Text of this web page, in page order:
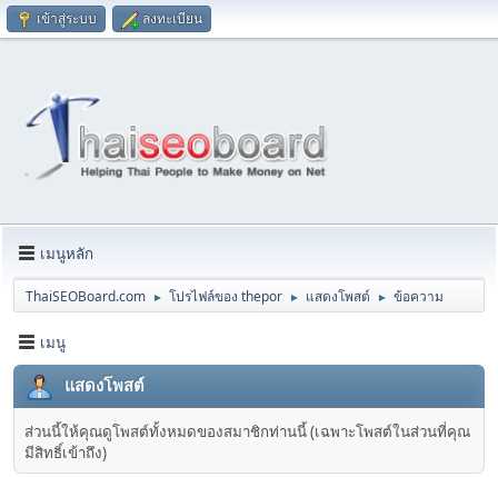
เข้าสู่ระบบ ลงทะเบียน
เมนูหลัก
ThaiSEOBoard.com ► โปรไฟล์ของ thepor ► แสดงโพสต์ ► ข้อความ
เมนู
แสดงโพสต์
ส่วนนี้ให้คุณดูโพสต์ทั้งหมดของสมาชิกท่านนี้ (เฉพาะโพสต์ในส่วนที่คุณ
มีสิทธิ์เข้าถึง)